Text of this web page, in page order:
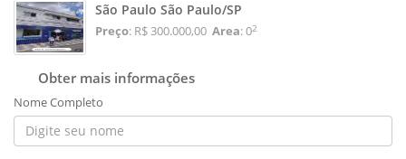
São Paulo São Paulo/SP
Preço: R$ 300.000,00 Area: 02
Obter mais informações
Nome Completo